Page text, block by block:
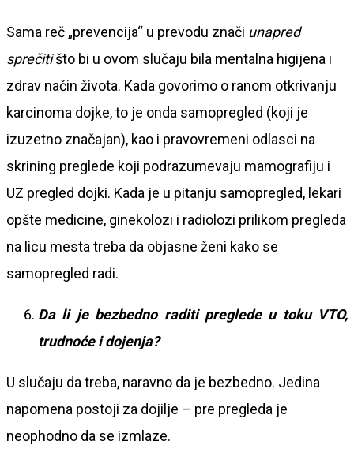
Sama reč „prevencija“ u prevodu znači unapred
sprečitišto bi u ovom slučaju bila mentalna higijena i
zdrav način života. Kada govorimo o ranom otkrivanju
karcinoma dojke, to je onda samopregled (koji je
izuzetno značajan), kao i pravovremeni odlasci na
skrining preglede koji podrazumevaju mamografiju i
UZ pregled dojki. Kada je u pitanju samopregled, lekari
opšte medicine, ginekolozi i radiolozi prilikom pregleda
na licu mesta treba da objasne ženi kako se
samopregled radi.
Da li je bezbedno raditi preglede u toku VTO,
trudnoće i dojenja?
U slučaju da treba, naravno da je bezbedno. Jedina
napomena postoji za dojilje – pre pregleda je
neophodno da se izmlaze.